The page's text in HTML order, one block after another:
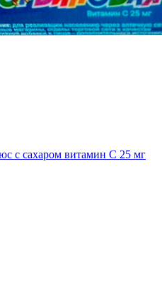
с сахаром витамин С 25 мг